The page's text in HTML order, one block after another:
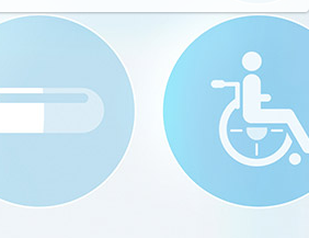
PROJEKTI
KONTAKTI
POLITIKA